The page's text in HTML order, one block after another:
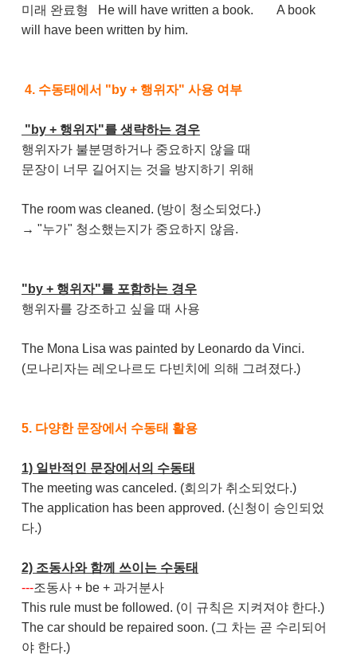
미래 완료형
He will have written a book.
A book
will have been written by him.
4. 수동태에서 "by + 행위자" 사용 여부
"by + 행위자"를 생략하는 경우
행위자가 불분명하거나 중요하지 않을 때
문장이 너무 길어지는 것을 방지하기 위해
The room was cleaned. (방이 청소되었다.)
→ "누가" 청소했는지가 중요하지 않음.
"by + 행위자"를 포함하는 경우
행위자를 강조하고 싶을 때 사용
The Mona Lisa was painted by Leonardo da Vinci.
(모나리자는 레오나르도 다빈치에 의해 그려졌다.)
5. 다양한 문장에서 수동태 활용
1) 일반적인 문장에서의 수동태
The meeting was canceled. (회의가 취소되었다.)
The application has been approved. (신청이 승인되었
다.)
2) 조동사와 함께 쓰이는 수동태
---조동사 + be + 과거분사
This rule must be followed. (이 규칙은 지켜져야 한다.)
The car should be repaired soon. (그 차는 곧 수리되어
야 한다.)